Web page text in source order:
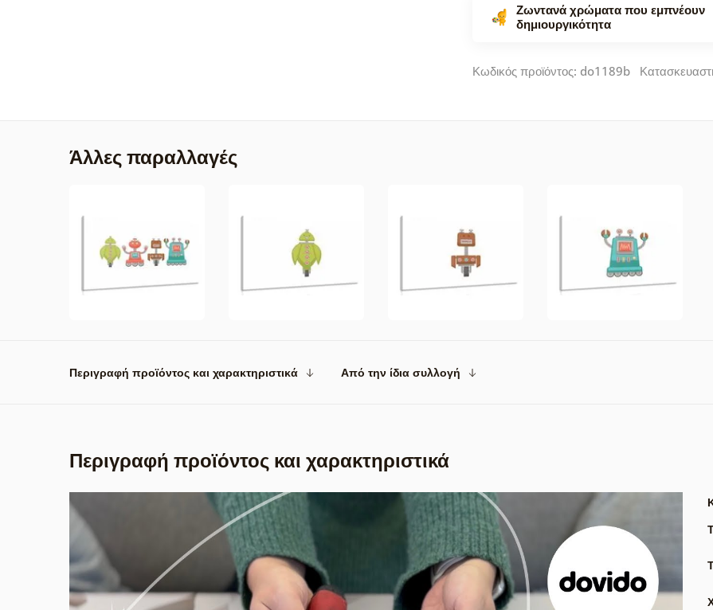
Ζωντανά χρώματα που εμπνέουν
δημιουργικότητα
Κωδικός προϊόντος: do1189b
Άλλες παραλλαγές
Περιγραφή προϊόντος και χαρακτηριστικά Από την ίδια συλλογή
Περιγραφή προϊόντος και χαρακτηριστικά